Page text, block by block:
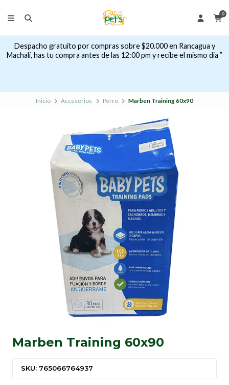
0
Despacho gratuito por compras sobre $20.000 en Rancagua y
Machalí, has tu compra antes de las 12:00 pm y recibe el mismo dia ”
Inicio Accesorios Perro Marben Training 60x90
Marben Training 60x90
SKU: 765066764937